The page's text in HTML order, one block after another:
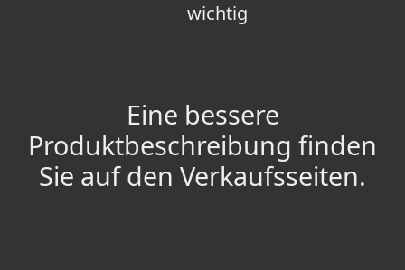
wichtig
Eine bessere
Produktbeschreibung finden
Sie auf den Verkaufsseiten.